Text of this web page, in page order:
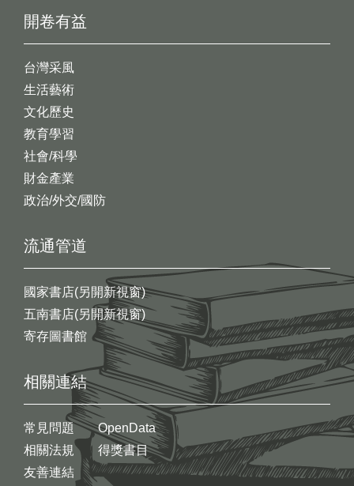
開卷有益
台灣采風
生活藝術
文化歷史
教育學習
社會/科學
財金產業
政治/外交/國防
流通管道
國家書店(另開新視窗)
五南書店(另開新視窗)
寄存圖書館
相關連結
常見問題
相關法規
友善連結
OpenData
得獎書目